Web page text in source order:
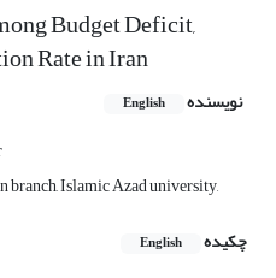
Budget Deficit,
Rate in Iran
نویسنده English
branch, Islamic Azad university,
چکیده
English